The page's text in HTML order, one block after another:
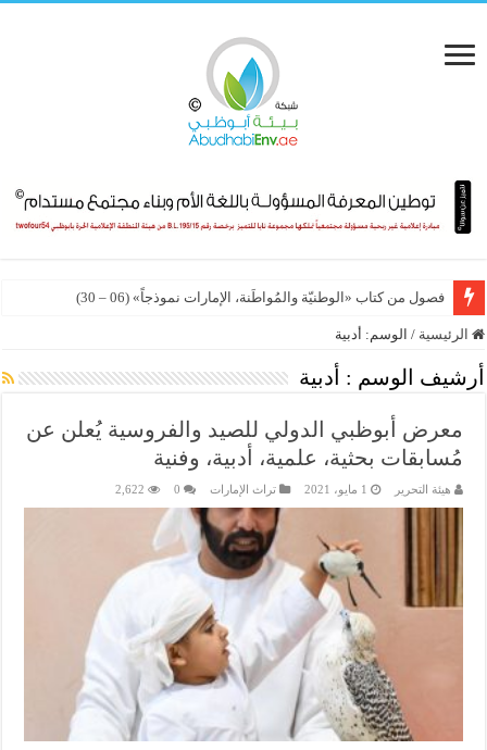
فصول من كتاب «الوطنيّة والمُواطَنة، الإمارات نموذجاً» (06 – 30)
الرئيسية / الوسم: أدبية
أرشيف الوسم : أدبية
معرض أبوظبي الدولي للصيد والفروسية يُعلن عن
مُسابقات بحثية، علمية، أدبية، وفنية
هيئة التحرير 1 مايو، 2021 تراث الإمارات 0
2,622